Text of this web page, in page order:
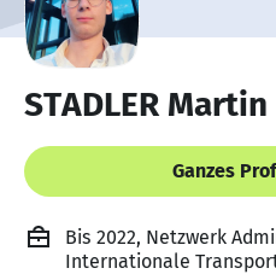
STADLER Martin
Ganzes
Bis 2022, Netzwerk
Internationale